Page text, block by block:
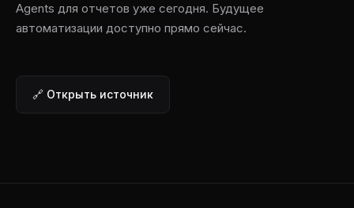
Agents для отчетов уже сегодня. Будущее
автоматизации доступно прямо сейчас.
🔗 Открыть источник